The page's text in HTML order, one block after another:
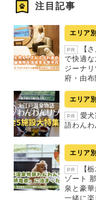
注目記事
エリア
PR
【
で快適
ジーナ
府・由
エリア
PR
愛
語わんわ
エリア
PR
【
ゾート
泉と豪
一緒に